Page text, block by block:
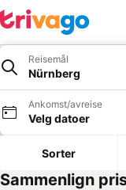
Reisemål
Nürnberg
Ankomst/avreise
Velg datoer
Sorter
Sammenlign